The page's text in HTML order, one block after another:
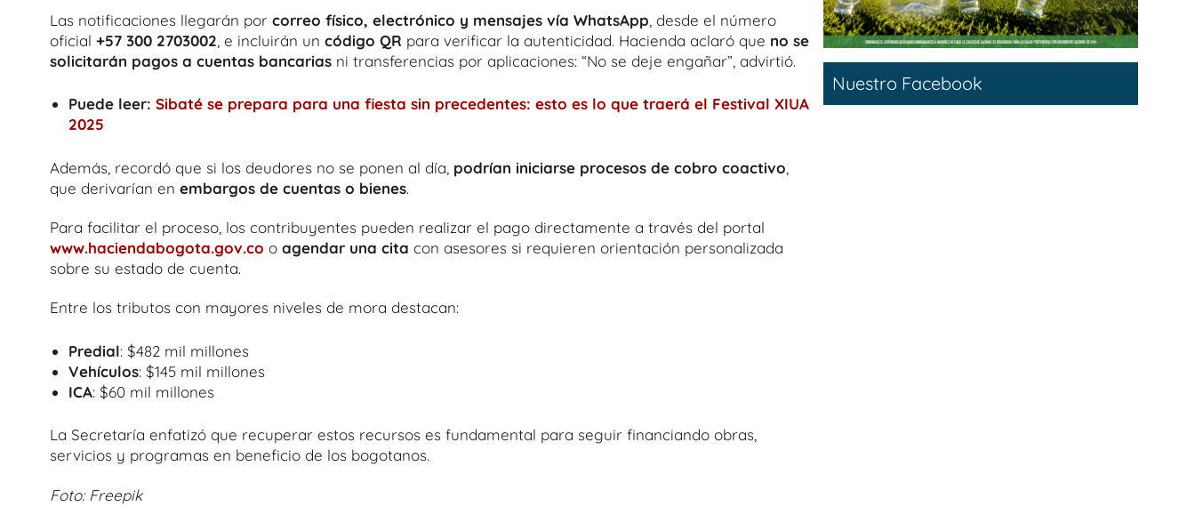
Las notificaciones llegarán por correo físico, electrónico y mensajes vía WhatsApp , desde el número
oficial +57 300 2703002 , e incluirán un código QR para verificar la autenticidad. Hacienda aclaró que no se
solicitarán pagos a cuentas bancarias ni transferencias por aplicaciones: “No se deje engañar”, advirtió.
Puede leer:Sibaté se prepara para una fiesta sin precedentes: esto es lo que traerá el Festival XIUA
2025
Además, recordó que si los deudores no se ponen al día, podrían iniciarse procesos de cobro coactivo
que derivarían en embargos de cuentas o bienes.
Para facilitar el proceso, los contribuyentes pueden realizar el pago directamente a través del portal
www.haciendabogota.gov.co o agendar una cita con asesores si requieren orientación personalizada
sobre su estado de cuenta.
Entre los tributos con mayores niveles de mora destacan:
Predial: $482 mil millones
Vehículos: $145 mil millones
ICA: $60 mil millones
La Secretaría enfatizó que recuperar estos recursos es fundamental para seguir financiando obras,
servicios y programas en beneficio de los bogotanos.
Foto: Freepik
Nuestro Facebook